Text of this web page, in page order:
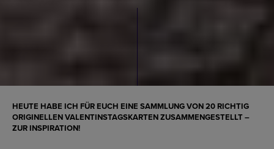
HEUTE HABE ICH FÜR EUCH EINE SAMMLUNG VON 20 RICHTIG
ORIGINELLEN VALENTINSTAGSKARTEN ZUSAMMENGESTELLT –
ZUR INSPIRATION!